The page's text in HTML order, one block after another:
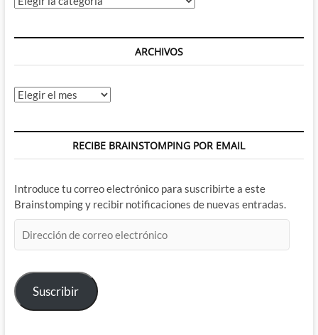
ARCHIVOS
Archivos
RECIBE BRAINSTOMPING POR EMAIL
Introduce tu correo electrónico para suscribirte a este
Brainstomping y recibir notificaciones de nuevas entradas.
de
electrónico
Suscribir